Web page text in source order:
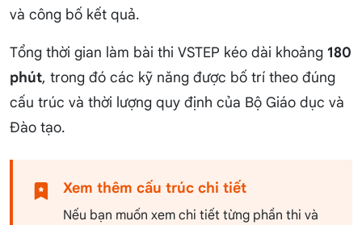
và công bố kết quả.
Tổng thời gian làm bài thi VSTEP kéo dài khoảng 180
phút, trong đó các kỹ năng được bố trí theo đúng
cấu trúc và thời lượng quy định của Bộ Giáo dục và
Đào tạo.
Xem thêm cấu trúc chi tiết
Nếu bạn muốn xem chi tiết từng phần thi và